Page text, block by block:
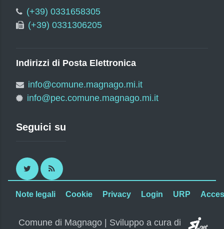
(+39) 0331658305
(+39) 0331306205
Indirizzi di Posta Elettronica
info@comune.magnago.mi.it
info@pec.comune.magnago.mi.it
Seguici su
Twitter RSS
Note legali Cookie Privacy Login URP
Comune di Magnago | Sviluppo a cura di